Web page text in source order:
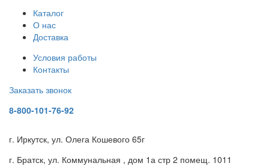
Каталог
О нас
Доставка
Условия работы
Контакты
Заказать звонок
8-800-101-76-92
г. Иркутск, ул. Олега Кошевого 65г
г. Братск, ул. Коммунальная , дом 1а стр 2 помещ. 1011